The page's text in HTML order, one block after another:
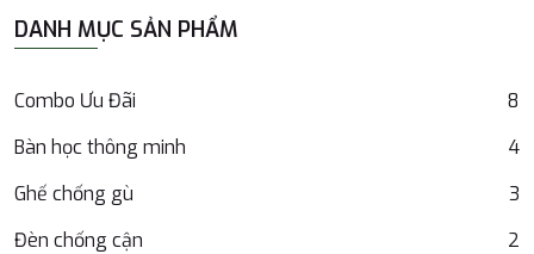
DANH MỤC SẢN PHẨM
Combo Ưu Đãi
8
Bàn học thông minh
4
Ghế chống gù
3
Đèn chống cận
2